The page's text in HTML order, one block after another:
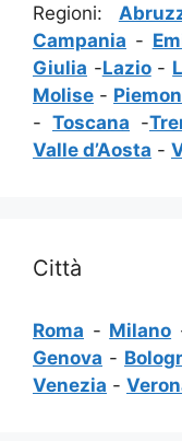
Regioni:
Campania -
Giulia -Lazio-
Molise -
- Toscana -
Valle d’Aosta -
Città
Roma - Milano
Genova -
Venezia -